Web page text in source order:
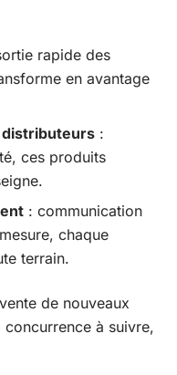
rapide des
en avantage
distributeurs :
ces produits
: communication
chaque
terrain.
de nouveaux
à suivre,